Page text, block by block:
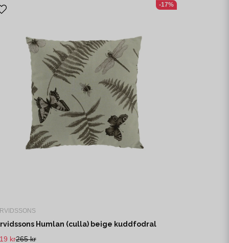
Humlan (culla) beige kuddfodral
265 kr
kr
-17%